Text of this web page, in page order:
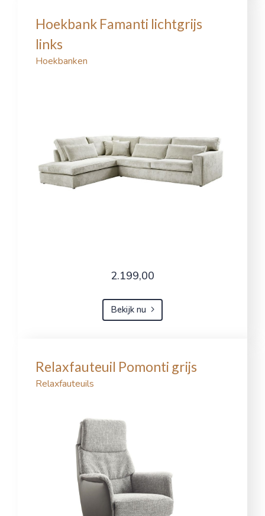
Hoekbank Famanti lichtgrijs
links
Hoekbanken
2.199,00
Bekijk nu
Relaxfauteuil Pomonti grijs
Relaxfauteuils